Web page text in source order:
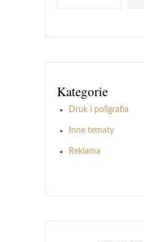
Kategorie
Druk i poligrafia
Inne tematy
Reklama